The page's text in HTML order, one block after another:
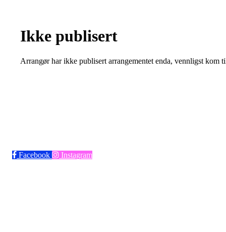
Ikke publisert
Arrangør har ikke publisert arrangementet enda, vennligst kom
Facebook Instagram